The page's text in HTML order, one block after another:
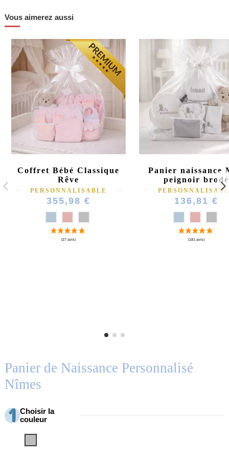
Vous aimerez aussi
Coffret Bébé Classique
Rêve
PERSONNALISABLE
355,98 €
Panier naissance
peignoir brodé
136,81 €
Panier de Naissance Personnalisé
Nîmes
Choisir la
couleur